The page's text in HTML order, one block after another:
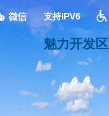
支持IPV6
魅力开发区